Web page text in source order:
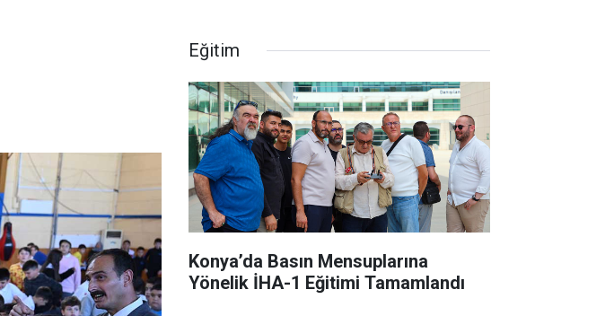
Eğitim
Konya’da Basın Mensuplarına
Yönelik İHA-1 Eğitimi Tamamlandı